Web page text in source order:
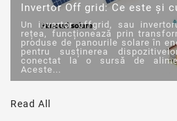
Invertor Off grid: Ce este și
Un invertor offgrid, sau
rețea, funcționează prin
produse de panourile solare în
pentru susținerea
conectat la o sursă de
Aceste...
Read All